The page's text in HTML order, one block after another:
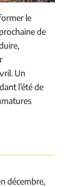
le
de
Un
l’été de
décembre,